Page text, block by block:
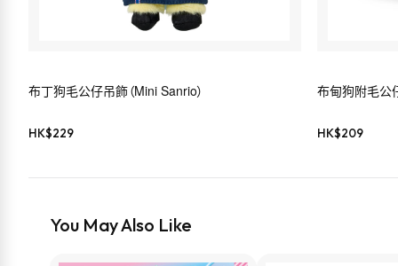
布丁狗毛公仔吊飾（Mini Sanrio）
HK$229
布甸狗附毛公
HK$209
You May Also Like